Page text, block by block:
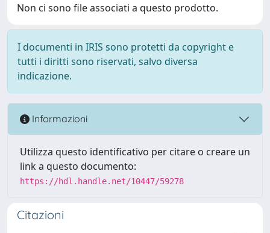
Non ci sono file associati a questo prodotto.
I documenti in IRIS sono protetti da copyright e
tutti i diritti sono riservati, salvo diversa
indicazione.
Informazioni
Utilizza questo identificativo per citare o creare un
link a questo documento:
https://hdl.handle.net/10447/59278
Citazioni